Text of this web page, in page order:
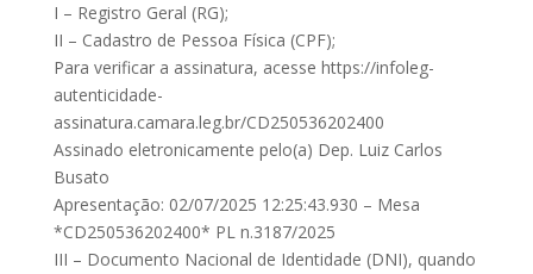
I – Registro Geral (RG);
II – Cadastro de Pessoa Física (CPF);
Para verificar a assinatura, acesse https://infoleg-
autenticidade-
assinatura.camara.leg.br/CD250536202400
Assinado eletronicamente pelo(a) Dep. Luiz Carlos
Busato
Apresentação: 02/07/2025 12:25:43.930 – Mesa
*CD250536202400* PL n.3187/2025
III – Documento Nacional de Identidade (DNI), quando